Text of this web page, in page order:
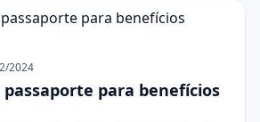
2024
passaporte para benefícios